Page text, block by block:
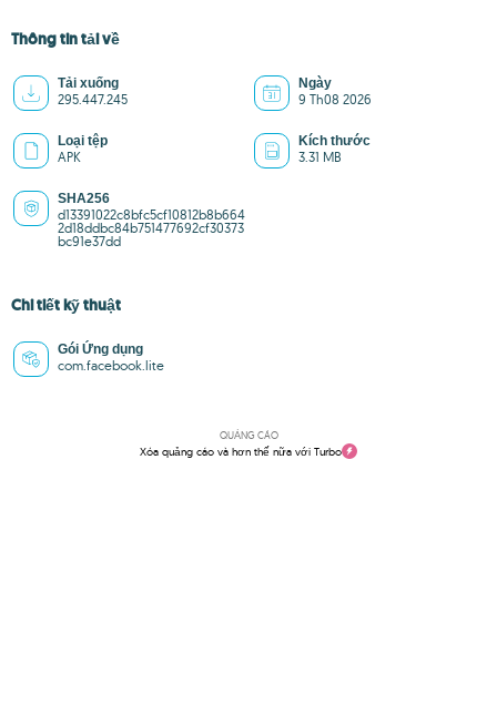
Thông tin tải về
Tải xuống
295.447.245
Ngày
9 Th08 2026
Loại tệp
APK
Kích thước
3.31 MB
SHA256
d13391022c8bfc5cf10812b8b664
2d18ddbc84b751477692cf30373
bc91e37dd
Chi tiết kỹ thuật
Gói Ứng dụng
com.facebook.lite
QUẢNG CÁO
Xóa quảng cáo và hơn thế nữa với Turbo